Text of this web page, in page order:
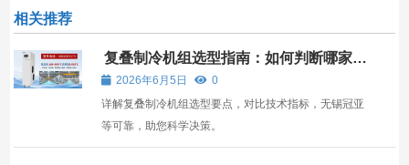
相关推荐
复叠制冷机组选型指南：如何判断哪家更
可靠？
2026年6月5日
0
详解复叠制冷机组选型要点，对比技术指标，无锡冠亚
等可靠，助您科学决策。